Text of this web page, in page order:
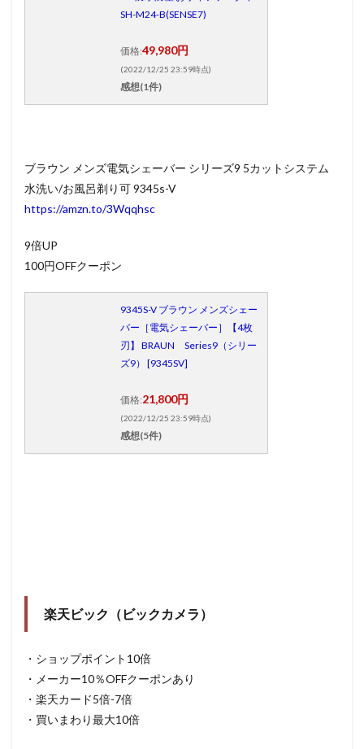
SH-M24-B(SENSE7)
価格:49,980円
(2022/12/25 23:59時点)
感想(1件)
ブラウン メンズ電気シェーバー シリーズ9 5カットシステム
水洗い/お風呂剃り可 9345s-V
https://amzn.to/3Wqqhsc
9倍UP
100円OFFクーポン
9345S-V ブラウン メンズシェー
バー［電気シェーバー］【4枚
刃】 BRAUN Series9（シリー
ズ9） [9345SV]
価格:21,800円
(2022/12/25 23:59時点)
感想(5件)
楽天ビック（ビックカメラ）
・ショップポイント10倍
・メーカー10％OFFクーポンあり
・楽天カード5倍-7倍
・買いまわり最大10倍